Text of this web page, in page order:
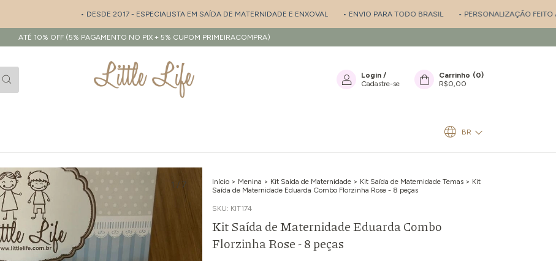
• DESDE 2017 - ESPECIALISTA EM SAÍDA DE MATERNIDADE E ENXOVAL • ENVIO PARA TODO BRASIL • PERSONALIZAÇÃO FEITO A MÃO
ATÉ 10% OFF (5% PAGAMENTO NO PIX + 5% CUPOM PRIMEIRACOMPRA)
Login /
Cadastre-se
Carrinho (0)
R$0,00
BR
1 / 7 Início > Menina > Kit Saída de Maternidade > Kit Saída de Maternidade Temas > Kit
Saída de Maternidade Eduarda Combo Florzinha Rose - 8 peças
SKU: KIT174
Kit Saída de Maternidade Eduarda Combo
Florzinha Rose - 8 peças